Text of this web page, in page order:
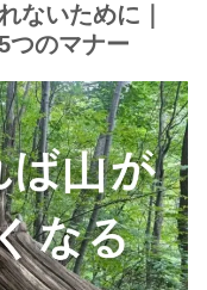
ないために｜
つのマナー